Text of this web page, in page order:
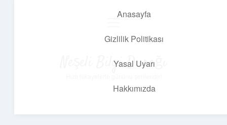
Anasayfa
Gizlilik Politikası
Yasal Uyarı
Hakkımızda
Neşeli Bilgi Durağı